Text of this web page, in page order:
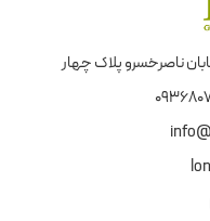
ناصرخسرو پلاک چهار